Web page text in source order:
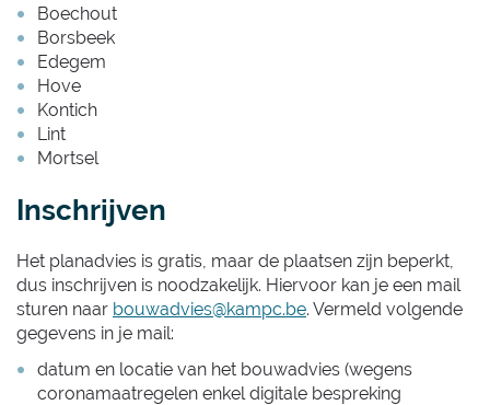
Boechout
Borsbeek
Edegem
Hove
Kontich
Lint
Mortsel
Inschrijven
Het planadvies is gratis, maar de plaatsen zijn beperkt,
dus inschrijven is noodzakelijk. Hiervoor kan je een mail
sturen naar bouwadvies@kampc.be. Vermeld volgende
gegevens in je mail:
datum en locatie van het bouwadvies (wegens
coronamaatregelen enkel digitale bespreking